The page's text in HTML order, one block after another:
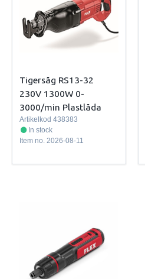
Tigersåg RS13-32
230V 1300W 0-
3000/min Plastlåda
Artikelkod 438383
In stock
Item no. 2026-08-11